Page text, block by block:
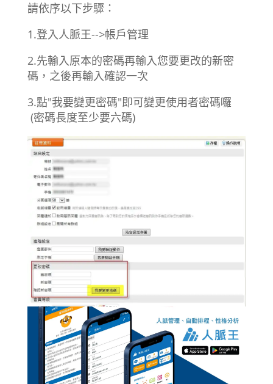
請依序以下步驟：
1.登入人脈王-->帳戶管理
2.先輸入原本的密碼再輸入您要更改的新密
碼，之後再輸入確認一次
3.點"我要變更密碼"即可變更使用者密碼囉
(密碼長度至少要六碼)